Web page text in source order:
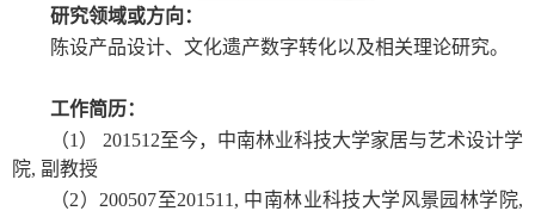
研究领域或方向：
陈设产品设计、文化遗产数字转化以及相关理论研究。
工作简历：
（1） 201512至今，中南林业科技大学家居与艺术设计学
院, 副教授
（2）200507至201511, 中南林业科技大学风景园林学院,